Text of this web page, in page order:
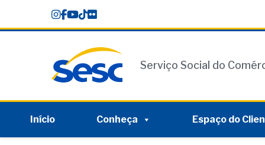
content
Serviço Social do
Início Conheça Espaço do